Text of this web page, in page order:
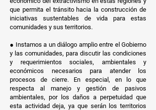
que permita el tránsito hacia la construcción de
iniciativas sustentables de vida para estas
comunidades y sus territorios.
● Instamos a un diálogo amplio entre el Gobierno
y las comunidades, para discutir las condiciones
y requerimientos sociales, ambientales y
económicos necesarios para atender los
procesos de cierre. En especial, en lo que
respecta al manejo y gestión de pasivos
ambientales, por los daños a perpetuidad que
esta actividad deja, ya que serán los territorios